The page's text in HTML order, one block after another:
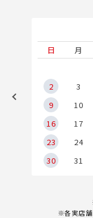
日
月
2
3
9
10
16
17
23
24
30
31
※各実店